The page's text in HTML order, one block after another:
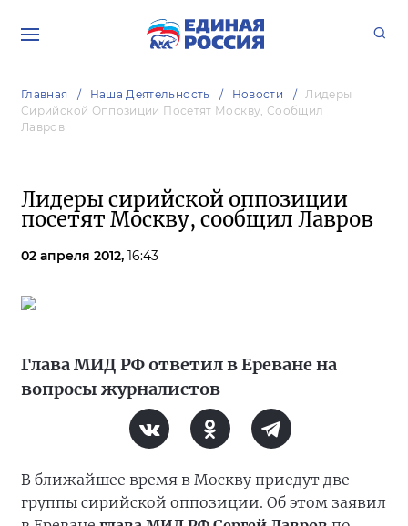
Главная Наша Деятельность Новости
Лидеры
Сирийской Оппозиции Посетят Москву, Сообщил
Лавров
Лидеры сирийской оппозиции
посетят Москву, сообщил Лавров
02 апреля 2012, 16:43
Глава МИД РФ ответил в Ереване на
вопросы журналистов
В ближайшее время в Москву приедут две
группы сирийской оппозиции. Об этом заявил